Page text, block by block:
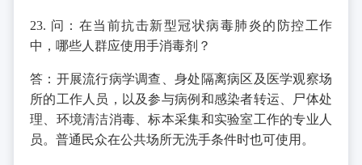
23. 问：在当前抗击新型冠状病毒肺炎的防控工作
中，哪些人群应使用手消毒剂？
答：开展流行病学调查、身处隔离病区及医学观察场
所的工作人员，以及参与病例和感染者转运、尸体处
理、环境清洁消毒、标本采集和实验室工作的专业人
员。普通民众在公共场所无洗手条件时也可使用。